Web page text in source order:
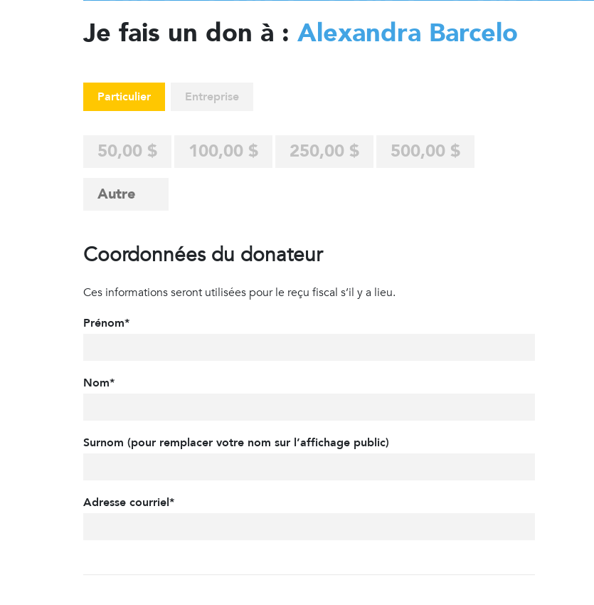
Je fais un don à : Alexandra Barcelo
Particulier Entreprise
50,00 $ 100,00 $ 250,00 $ 500,00 $
Coordonnées du donateur
Ces informations seront utilisées pour le reçu fiscal s’il y a lieu.
Prénom*
Nom*
Surnom (pour remplacer votre nom sur l’affichage public)
Adresse courriel*